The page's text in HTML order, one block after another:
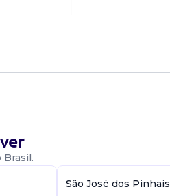
e
Brasil.
São José dos Pinhais